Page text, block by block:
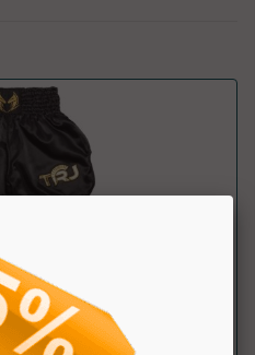
Prim 2
Fight